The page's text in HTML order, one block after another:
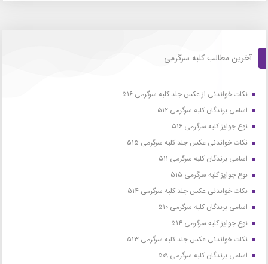
آخرین مطالب کلبه سرگرمی
نکات خواندنی از عکس جلد کلبه سرگرمی ۵۱۶
اسامی برندگان کلبه سرگرمی ۵۱۲
نوع جوایز کلبه سرگرمی ۵۱۶
نکات خواندنی عکس جلد کلبه سرگرمی ۵۱۵
اسامی برندگان کلبه سرگرمی ۵۱۱
نوع جوایز کلبه سرگرمی ۵۱۵
نکات خواندنی عکس جلد کلبه سرگرمی ۵۱۴
اسامی برندگان کلبه سرگرمی ۵۱۰
نوع جوایز کلبه سرگرمی ۵۱۴
نکات خواندنی عکس جلد کلبه سرگرمی ۵۱۳
اسامی برندگان کلبه سرگرمی ۵۰۹